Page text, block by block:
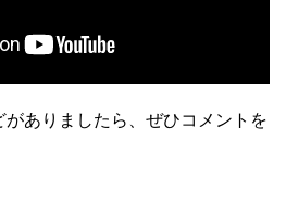
ありましたら、ぜひコメントを